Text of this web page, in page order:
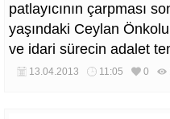
patlayıcının çarpması
yaşındaki Ceylan
ve idari sürecin adalet
sonucunda kamuoyu
13.04.2013 11:05 0